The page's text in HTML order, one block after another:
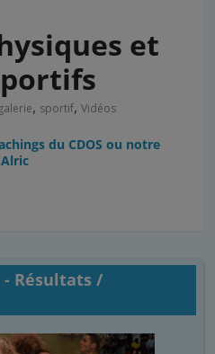
et
galerie, sportif,Vidéos
du CDOS ou notre
- Résultats /